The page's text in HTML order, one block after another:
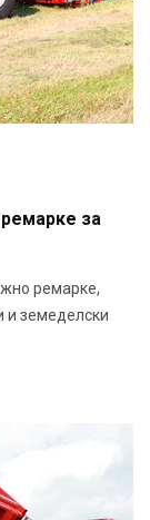
за
ремарке,
земеделски